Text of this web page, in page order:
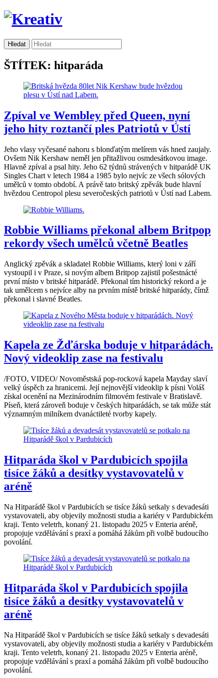
ŠTÍTEK: hitparáda
Zpíval ve Wembley před Queen, nyní
jeho hity roztančí ples Patriotů v Ústí
Jeho vlasy vyčesané nahoru s blonďatým melírem vás hned zaujaly.
Ovšem Nik Kershaw neměl jen přitažlivou osmdesátkovou image.
Hlavně zpíval a psal hity. Jeho 62 týdnů strávených v hitparádě UK
Singles Chart v letech 1984 a 1985 bylo nejvíc ze všech sólových
umělců v tomto období. A právě tato britský zpěvák bude hlavní
hvězdou Centropol plesu severočeských patriotů v Ústí nad Labem.
Robbie Williams překonal albem Britpop
rekordy všech umělců včetně Beatles
Anglický zpěvák a skladatel Robbie Williams, který loni v září
vystoupil i v Praze, si novým albem Britpop zajistil pošestnácté
první místo v britské hitparádě. Překonal tím historický rekord a je
tak umělcem s nejvíce alby na prvním místě britské hitparády, čímž
překonal i slavné Beatles.
Kapela ze Žďárska boduje v hitparádách.
Nový videoklip zase na festivalu
/FOTO, VIDEO/ Novoměstská pop-rocková kapela Mayday slaví
velký úspěch za hranicemi. Její nejnovější videoklip k písni Voláš
získal ocenění na Mezinárodním filmovém festivale v Bratislavě.
Píseň, která zároveň boduje v českých hitparádách, se tak může stát
významným milníkem dvanáctileté tvorby kapely.
Hitparáda škol v Pardubicích spojila
tisíce žáků a desítky vystavovatelů v
aréně
Na Hitparádě škol v Pardubicích se tisíce žáků setkaly s devadesáti
vystavovateli, aby objevily možnosti studia a kariéry v Pardubickém
kraji. Tento veletrh, konaný 21. listopadu 2025 v Enteria aréně,
propojuje vzdělávání s praxí a pomáhá žákům při volbě budoucího
povolání.
Hitparáda škol v Pardubicích spojila
tisíce žáků a desítky vystavovatelů v
aréně
Na Hitparádě škol v Pardubicích se tisíce žáků setkaly s devadesáti
vystavovateli, aby objevily možnosti studia a kariéry v Pardubickém
kraji. Tento veletrh, konaný 21. listopadu 2025 v Enteria aréně,
propojuje vzdělávání s praxí a pomáhá žákům při volbě budoucího
povolání.